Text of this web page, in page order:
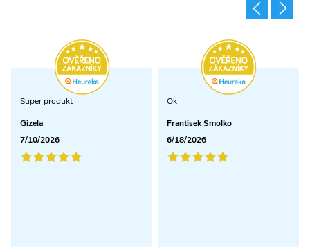
Super produkt
Gizela
7/10/2026
Ok
Frantisek Smolko
6/18/2026